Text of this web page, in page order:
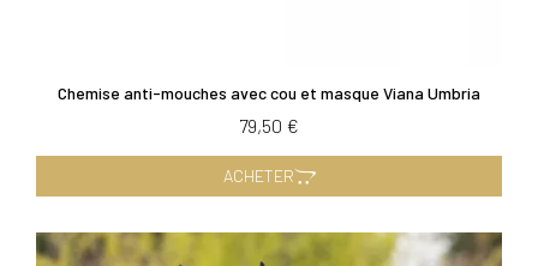
Chemise anti-mouches avec cou et masque Viana Umbria
79,50 €
ACHETER